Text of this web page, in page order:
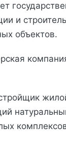
и
объектов.